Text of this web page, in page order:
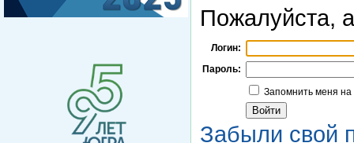
Пожалуйста,
Логин:
Пароль:
Запомнить меня
Забыли свой